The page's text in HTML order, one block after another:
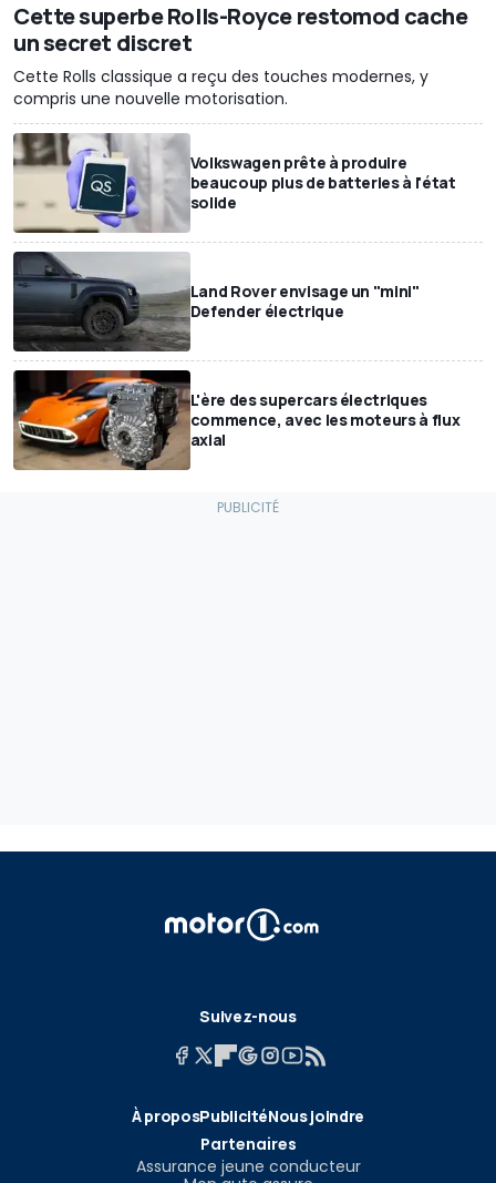
Cette superbe Rolls-Royce restomod cache
un secret discret
Cette Rolls classique a reçu des touches modernes, y
compris une nouvelle motorisation.
Volkswagen prête à produire
beaucoup plus de batteries à l'état
solide
Land Rover envisage un "mini"
Defender électrique
L'ère des supercars électriques
commence, avec les moteurs à flux
axial
Suivez-nous
À proposPublicitéNous joindre
Partenaires
Assurance jeune conducteur